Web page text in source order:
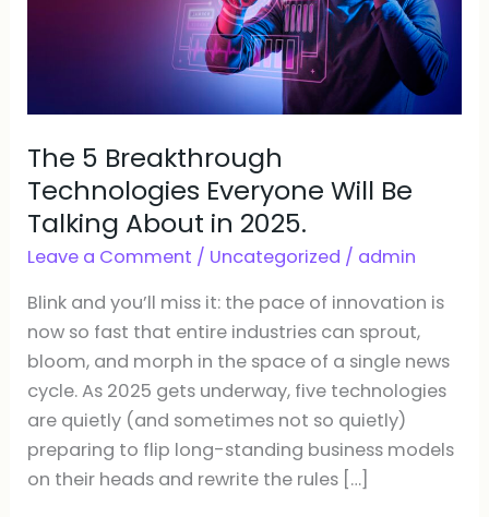
The 5 Breakthrough
Technologies Everyone Will Be
Talking About in 2025.
Leave a Comment / Uncategorized / admin
Blink and you’ll miss it: the pace of innovation is
now so fast that entire industries can sprout,
bloom, and morph in the space of a single news
cycle. As 2025 gets underway, five technologies
are quietly (and sometimes not so quietly)
preparing to flip long-standing business models
on their heads and rewrite the rules […]
About
in
2025.